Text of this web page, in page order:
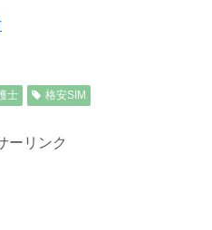
士 格安SIM
ーリンク